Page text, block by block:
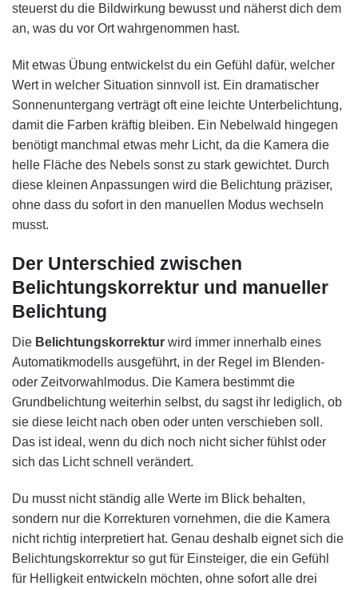
steuerst du die Bildwirkung bewusst und näherst dich dem
an, was du vor Ort wahrgenommen hast.
Mit etwas Übung entwickelst du ein Gefühl dafür, welcher
Wert in welcher Situation sinnvoll ist. Ein dramatischer
Sonnenuntergang verträgt oft eine leichte Unterbelichtung,
damit die Farben kräftig bleiben. Ein Nebelwald hingegen
benötigt manchmal etwas mehr Licht, da die Kamera die
helle Fläche des Nebels sonst zu stark gewichtet. Durch
diese kleinen Anpassungen wird die Belichtung präziser,
ohne dass du sofort in den manuellen Modus wechseln
musst.
Der Unterschied zwischen
Belichtungskorrektur und manueller
Belichtung
Die Belichtungskorrektur wird immer innerhalb eines
Automatikmodells ausgeführt, in der Regel im Blenden-
oder Zeitvorwahlmodus. Die Kamera bestimmt die
Grundbelichtung weiterhin selbst, du sagst ihr lediglich, ob
sie diese leicht nach oben oder unten verschieben soll.
Das ist ideal, wenn du dich noch nicht sicher fühlst oder
sich das Licht schnell verändert.
Du musst nicht ständig alle Werte im Blick behalten,
sondern nur die Korrekturen vornehmen, die die Kamera
nicht richtig interpretiert hat. Genau deshalb eignet sich die
Belichtungskorrektur so gut für Einsteiger, die ein Gefühl
für Helligkeit entwickeln möchten, ohne sofort alle drei